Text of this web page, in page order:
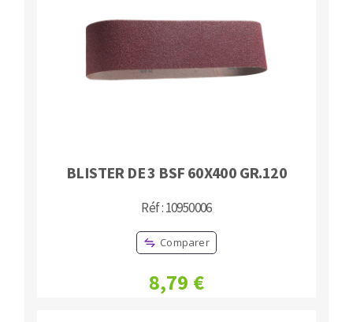
BLISTER DE 3 BSF 60X400 GR.120
Réf : 10950006
Comparer
8,79 €